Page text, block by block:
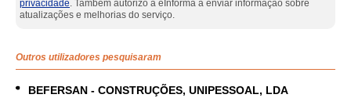
privacidade. Também autorizo a eInforma a enviar informação sobre
atualizações e melhorias do serviço.
Outros utilizadores pesquisaram
BEFERSAN - CONSTRUÇÕES, UNIPESSOAL, LDA